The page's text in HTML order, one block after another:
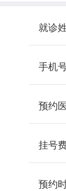
就诊
手机
预约
挂号
预约